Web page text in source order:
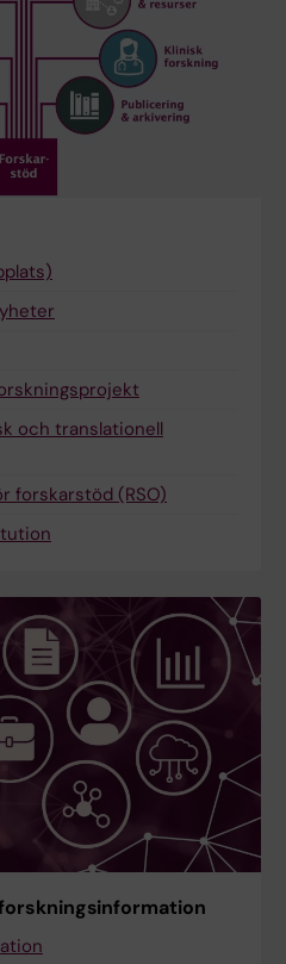
och translationell
forskarstöd (RSO)